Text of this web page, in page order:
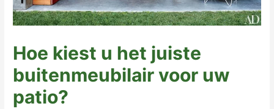
Hoe kiest u het juiste
buitenmeubilair voor uw
patio?